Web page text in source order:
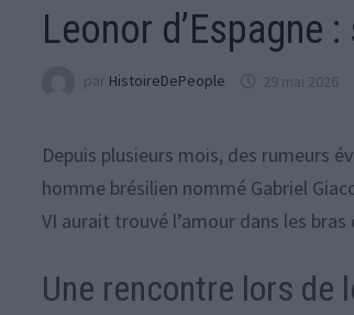
Leonor d’Espagne
par HistoireDePeople 29 mai 2026
Depuis plusieurs mois, des rumeurs
homme brésilien nommé Gabriel
VI aurait trouvé l’amour dans les
Une rencontre lors de